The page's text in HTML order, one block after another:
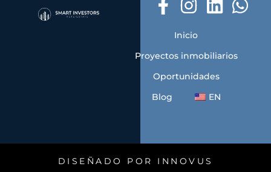
Inicio
Proyectos inmobiliarios
Oportunidades
Blog EN
DISEÑADO POR INNOVUS